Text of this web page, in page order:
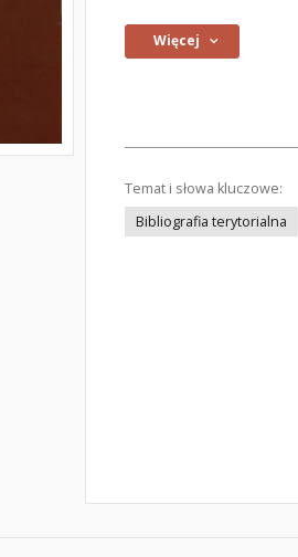
Więcej
Temat i słowa kluczowe:
Bibliografia terytorialna